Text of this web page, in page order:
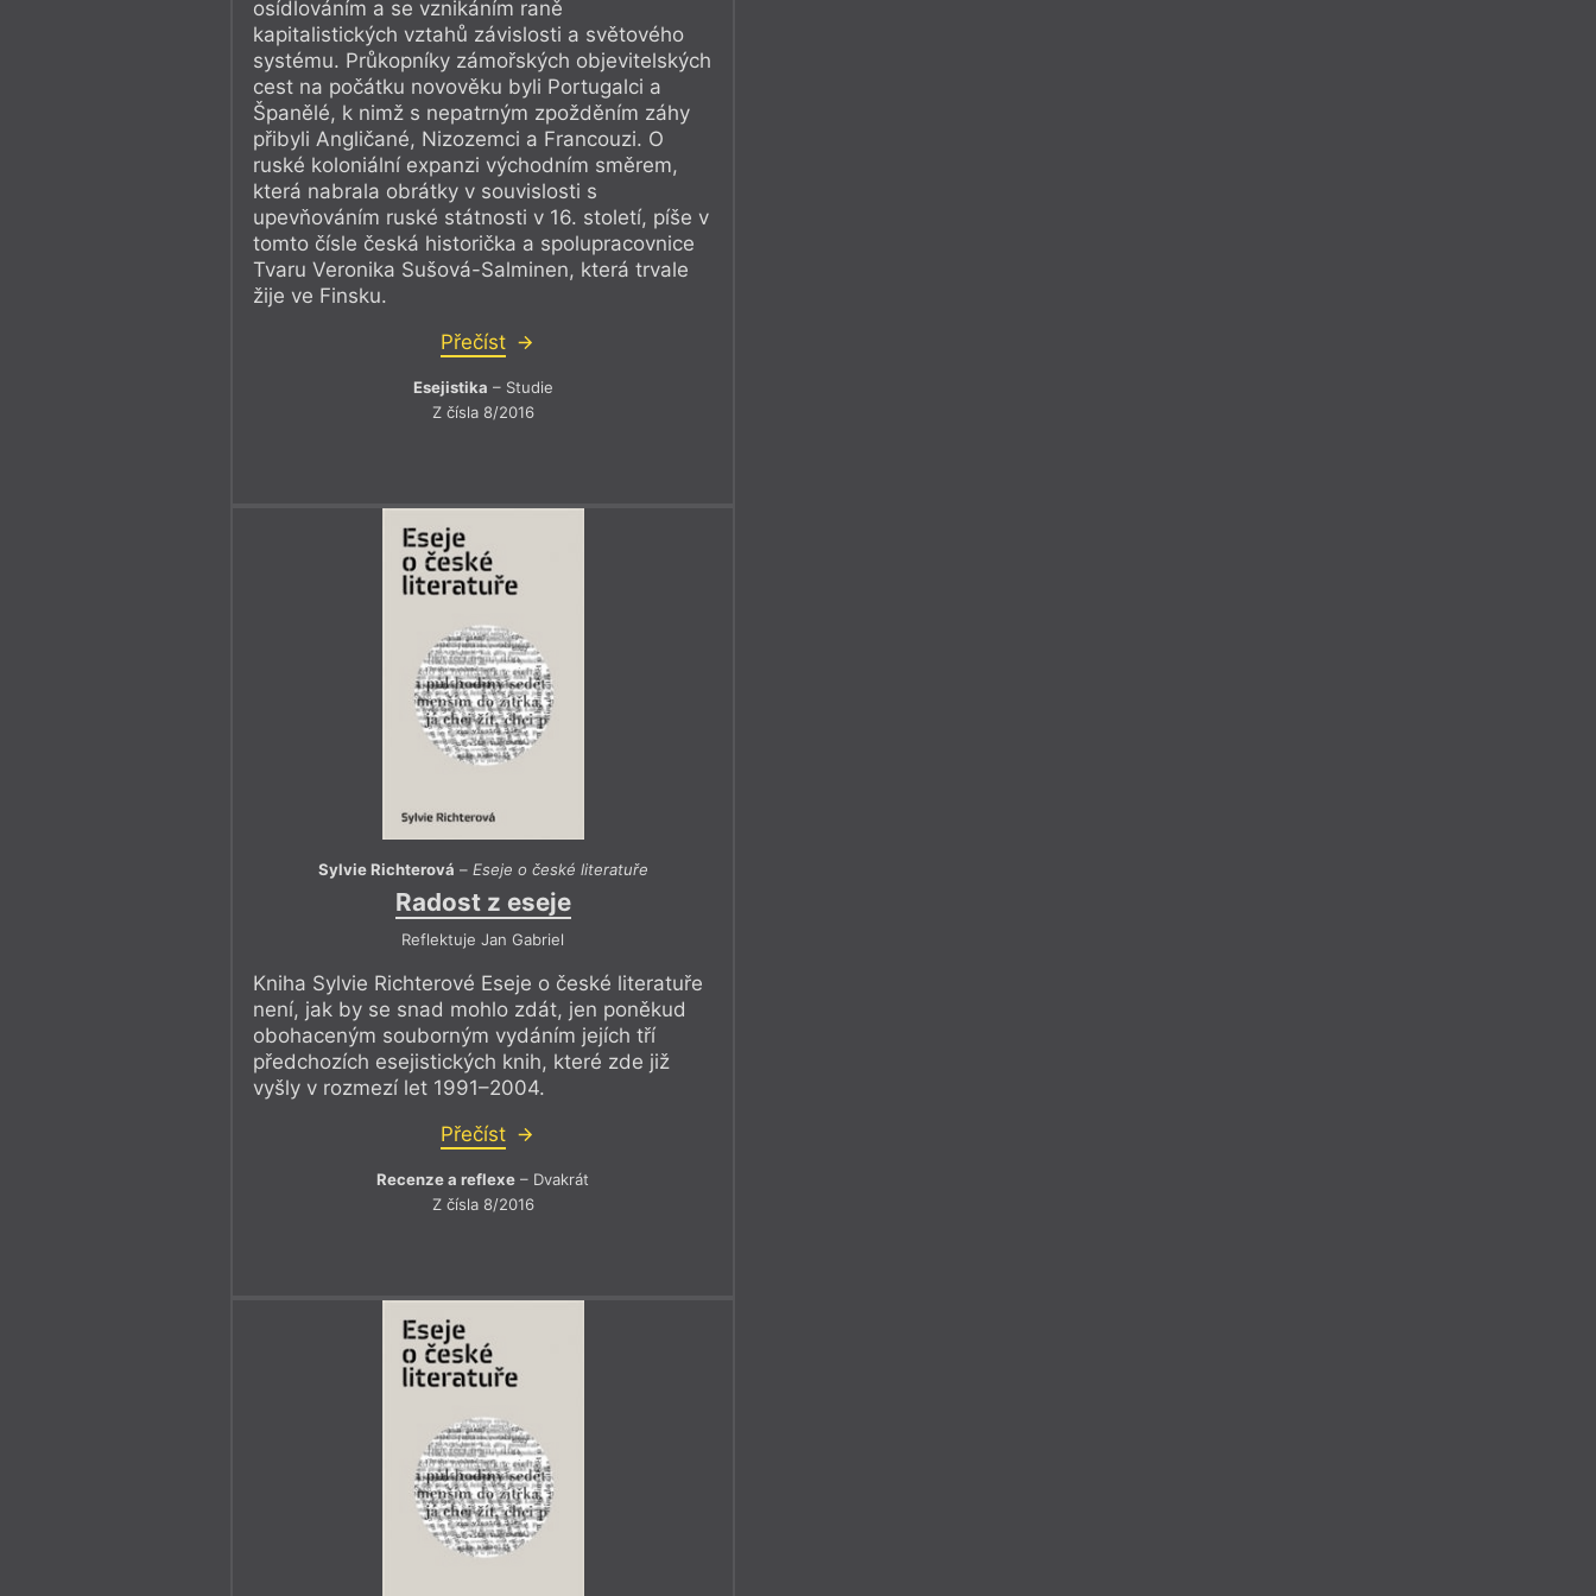
prezidentského úřadu, nyní poprvé v Česku
obsazeného přímou volbou). Myslím, že tyto
okolnosti existují a průlom lidskoprávních
pilířů ústavního řádu ve všech těchto
rovinách nastává. A že hlavní postavou
nejnovějšího dramatu české demokracie je
prezident republiky Miloš Zeman.“
osídlováním a se vznikáním raně
kapitalistických vztahů závislosti a světového
systému. Průkopníky zámořských objevitelských
cest na počátku novověku byli Portugalci a
Španělé, k nimž s nepatrným zpožděním záhy
přibyli Angličané, Nizozemci a Francouzi. O
ruské koloniální expanzi východním směrem,
která nabrala obrátky v souvislosti s
upevňováním ruské státnosti v 16. století, píše v
tomto čísle česká historička a spolupracovnice
Tvaru Veronika Sušová-Salminen, která trvale
žije ve Finsku.
Přečíst
Esejistika – Studie
Z čísla 8/2016
Sylvie Richterová – Eseje o české literatuře
Radost z eseje
Reflektuje Jan Gabriel
Kniha Sylvie Richterové Eseje o české literatuře
není, jak by se snad mohlo zdát, jen poněkud
obohaceným souborným vydáním jejích tří
předchozích esejistických knih, které zde již
vyšly v rozmezí let 1991–2004.
Přečíst
Recenze a reflexe – Dvakrát
Z čísla 8/2016